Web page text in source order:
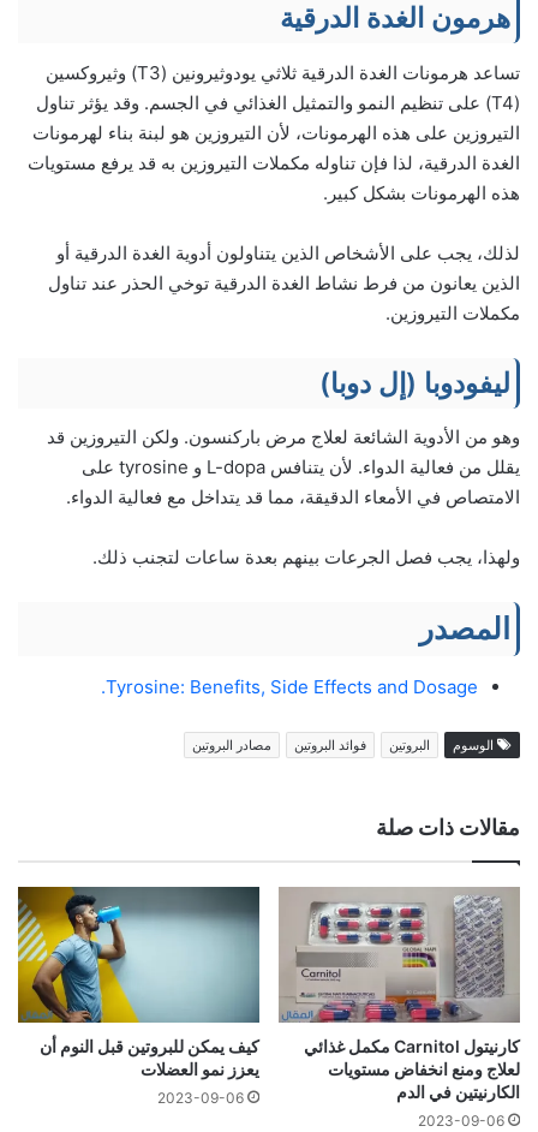
هرمون الغدة الدرقية
تساعد هرمونات الغدة الدرقية ثلاثي يودوثيرونين (T3) وثيروكسين
(T4) على تنظيم النمو والتمثيل الغذائي في الجسم. وقد يؤثر تناول
التيروزين على هذه الهرمونات، لأن التيروزين هو لبنة بناء لهرمونات
الغدة الدرقية، لذا فإن تناوله مكملات التيروزين به قد يرفع مستويات
هذه الهرمونات بشكل كبير.
لذلك، يجب على الأشخاص الذين يتناولون أدوية الغدة الدرقية أو
الذين يعانون من فرط نشاط الغدة الدرقية توخي الحذر عند تناول
مكملات التيروزين.
ليفودوبا (إل دوبا)
وهو من الأدوية الشائعة لعلاج مرض باركنسون. ولكن التيروزين قد
يقلل من فعالية الدواء. لأن يتنافس L-dopa و tyrosine على
الامتصاص في الأمعاء الدقيقة، مما قد يتداخل مع فعالية الدواء.
ولهذا، يجب فصل الجرعات بينهم بعدة ساعات لتجنب ذلك.
المصدر
Tyrosine: Benefits, Side Effects and Dosage.
الوسوم البروتين فوائد البروتين مصادر البروتين
مقالات ذات صلة
كارنيتول Carnitol مكمل غذائي
لعلاج ومنع انخفاض مستويات
الكارنيتين في الدم
2023-09-06
كيف يمكن للبروتين قبل النوم أن
يعزز نمو العضلات
2023-09-06